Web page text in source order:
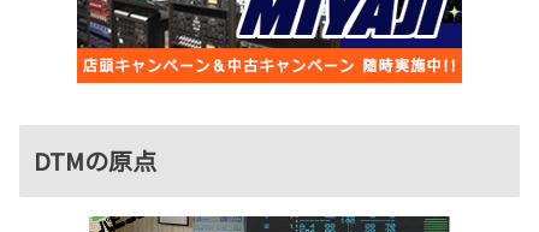
DTMの原点